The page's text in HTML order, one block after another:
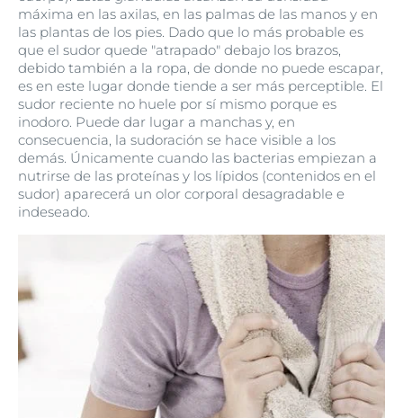
máxima en las axilas, en las palmas de las manos y en
las plantas de los pies. Dado que lo más probable es
que el sudor quede "atrapado" debajo los brazos,
debido también a la ropa, de donde no puede escapar,
es en este lugar donde tiende a ser más perceptible. El
sudor reciente no huele por sí mismo porque es
inodoro. Puede dar lugar a manchas y, en
consecuencia, la sudoración se hace visible a los
demás. Únicamente cuando las bacterias empiezan a
nutrirse de las proteínas y los lípidos (contenidos en el
sudor) aparecerá un olor corporal desagradable e
indeseado.